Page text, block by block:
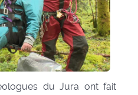
du Jura ont fait